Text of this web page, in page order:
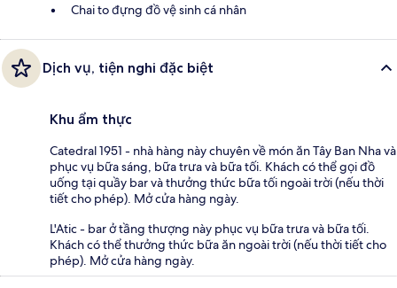
Chai to đựng đồ vệ sinh cá nhân
Dịch vụ, tiện nghi đặc biệt
Khu ẩm thực
Catedral 1951 - nhà hàng này chuyên về món ăn Tây Ban Nha và
phục vụ bữa sáng, bữa trưa và bữa tối. Khách có thể gọi đồ
uống tại quầy bar và thưởng thức bữa tối ngoài trời (nếu thời
tiết cho phép). Mở cửa hàng ngày.
L'Atic - bar ở tầng thượng này phục vụ bữa trưa và bữa tối.
Khách có thể thưởng thức bữa ăn ngoài trời (nếu thời tiết cho
phép). Mở cửa hàng ngày.